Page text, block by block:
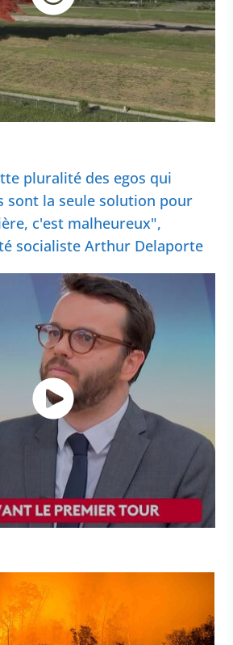
pluralité des egos qui
sont la seule solution pour
c'est malheureux",
socialiste Arthur Delaporte